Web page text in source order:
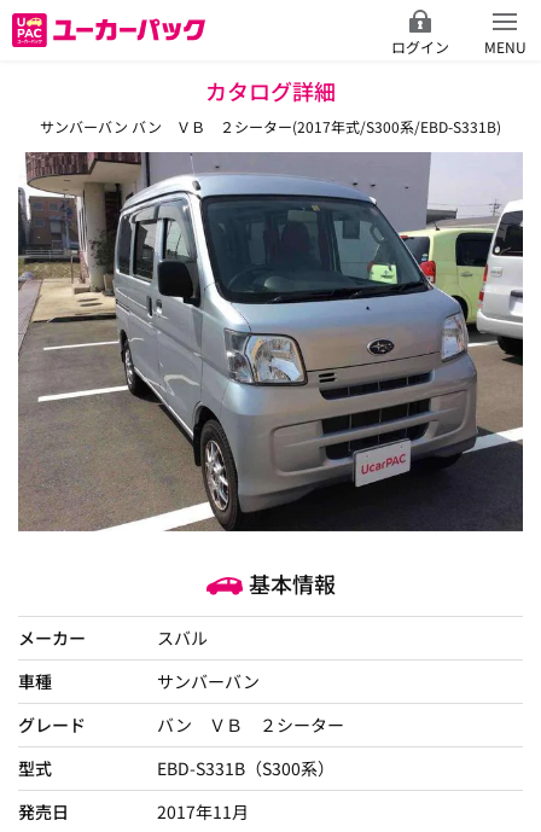
ログイン MENU
カタログ詳細
サンバーバン バン ＶＢ ２シーター(2017年式/S300系/EBD-S331B)
基本情報
メーカー
スバル
車種
サンバーバン
グレード
バン ＶＢ ２シーター
型式
EBD-S331B（S300系）
発売日
2017年11月